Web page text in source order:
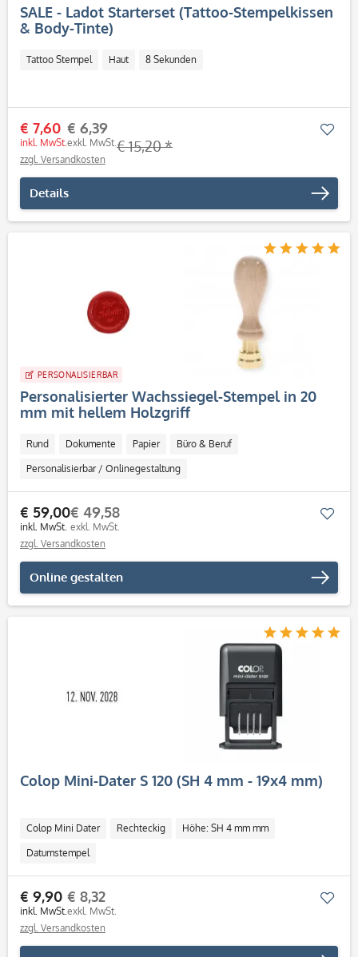
SALE - Ladot Starterset (Tattoo-Stempelkissen
& Body-Tinte)
Tattoo Stempel Haut 8 Sekunden
€ 7,60
inkl. MwSt.
€ 6,39
exkl. MwSt.€ 15,20 *
zzgl. Versandkosten
Details
PERSONALISIERBAR
Personalisierter Wachssiegel-Stempel in 20
mm mit hellem Holzgriff
Rund Dokumente Papier Büro & Beruf
Personalisierbar / Onlinegestaltung
€ 59,00
inkl. MwSt.
€ 49,58
exkl. MwSt.
zzgl. Versandkosten
Online gestalten
Colop Mini-Dater S 120 (SH 4 mm - 19x4 mm)
Colop Mini Dater Rechteckig Höhe: SH 4 mm mm
Datumstempel
€ 9,90
inkl. MwSt.
€ 8,32
exkl. MwSt.
zzgl. Versandkosten